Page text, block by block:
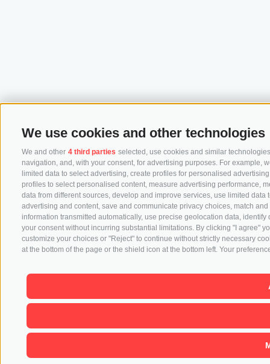
We use cookies and other technologies
We and other 4 third parties selected, use cookies and similar
navigation, and, with your consent, for advertising purposes. For example,
limited data to select advertising, create profiles for personalised
profiles to select personalised content, measure advertising performance,
data from different sources, develop and improve services, use limited
advertising and content, save and communicate privacy choices, match
information transmitted automatically, use precise geolocation data,
your consent without incurring substantial limitations. By clicking "I agree"
customize your choices or "Reject" to continue without strictly necessary
at the bottom of the page or the shield icon at the bottom left. Your